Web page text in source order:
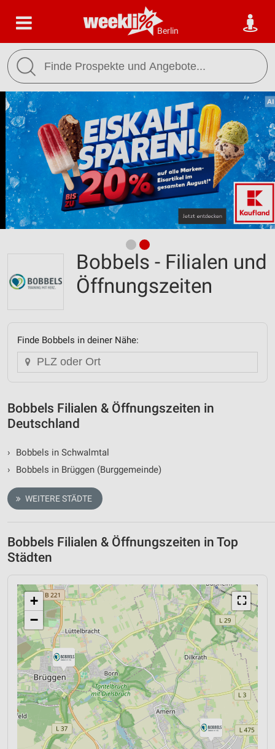
Berlin
Bobbels - Filialen und
Öffnungszeiten
Finde Bobbels in deiner Nähe:
Bobbels Filialen & Öffnungszeiten in
Deutschland
›
Bobbels in Schwalmtal
›
Bobbels in Brüggen (Burggemeinde)
WEITERE STÄDTE
Bobbels Filialen & Öffnungszeiten in Top
Städten
⛶
+
−